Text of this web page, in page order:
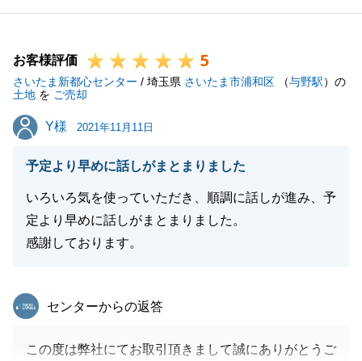
是非、またご機会があれば何なりとご相談下さい。
お客様評価 5
さいたま新都心センター / 埼玉県 さいたま市浦和区 （与野駅）の
土地 を ご売却
Y様
Y様 2021年11月11日
予定より早めに話しがまとまりました
いろいろ気を使っていただき、順調に話しが進み、予
定より早めに話しがまとまりました。
感謝しております。
東急リバブル
センターからの返答
この度は弊社にてお取引頂きまして誠にありがとうご